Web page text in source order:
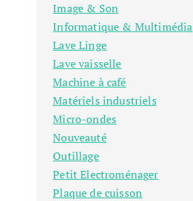
Image & Son
Informatique & Multimédia
Lave Linge
Lave vaisselle
Machine à café
Matériels industriels
Micro-ondes
Nouveauté
Outillage
Petit Electroménager
Plaque de cuisson